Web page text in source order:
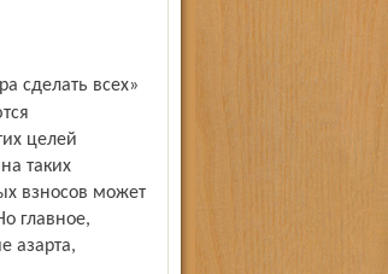
целей
таких
взносов может
главное,
азарта,